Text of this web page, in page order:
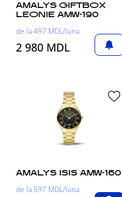
AMALYS GIFTBOX
LEONIE AMW-190
de la 497 MDL/luna
2 980 MDL
AMALYS ISIS AMW-160
de la 597 MDL/luna